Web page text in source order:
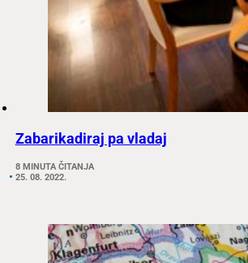
Zabarikadiraj pa vladaj
8 MINUTA ČITANJA
25. 08. 2022.